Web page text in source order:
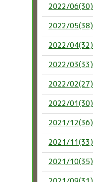
2022/06(30)
2022/05(38)
2022/04(32)
2022/03(33)
2022/02(27)
2022/01(30)
2021/12(36)
2021/11(33)
2021/10(35)